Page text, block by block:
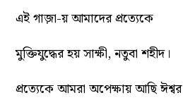
এই গাজ়া-য় আমাদের প্রত্যেকে
মুক্তিযুদ্ধের হয় সাক্ষী, নতুবা শহীদ।
প্রত্যেকে আমরা অপেক্ষায় আছি ঈশ্বর